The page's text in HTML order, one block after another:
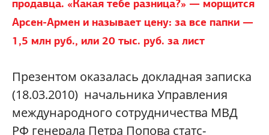
продавца. «Какая тебе разница?» — морщится
Арсен-Армен и называет цену: за все папки —
1,5 млн руб., или 20 тыс. руб. за лист
Презентом оказалась докладная записка
(18.03.2010) начальника Управления
международного сотрудничества МВД
РФ генерала Петра Попова статс-